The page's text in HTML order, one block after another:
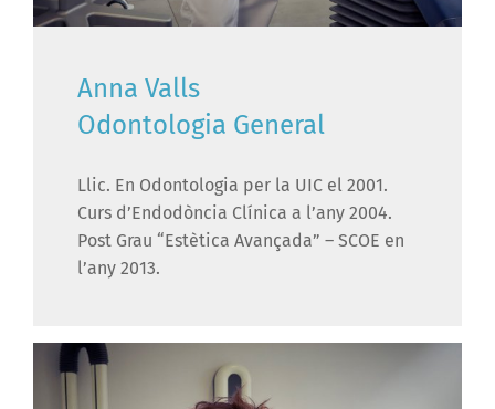
Anna Valls
Odontologia General
Llic. En Odontologia per la UIC el 2001.
Curs d’Endodòncia Clínica a l’any 2004.
Post Grau “Estètica Avançada” – SCOE en
l’any 2013.